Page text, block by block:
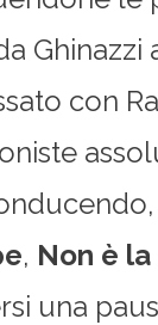
Ghinazzi
con
, Non è la
una